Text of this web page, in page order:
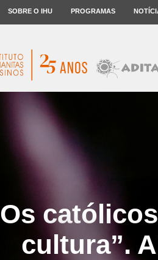
SOBRE O IHU PROGRAMAS
Os
cultura”.